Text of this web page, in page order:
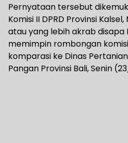
Pernyataan tersebut
Komisi II DPRD Provinsi
atau yang lebih akrab disapa
memimpin rombongan
komparasi ke Dinas
Pangan Provinsi Bali, Senin